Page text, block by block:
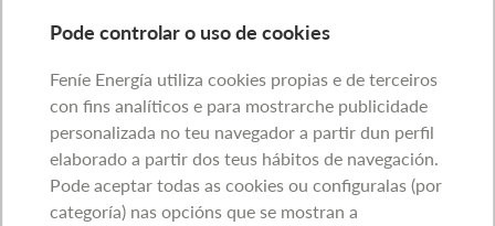
Pode controlar o uso de cookies
Feníe Energía utiliza cookies propias e de terceiros
con fins analíticos e para mostrarche publicidade
personalizada no teu navegador a partir dun perfil
elaborado a partir dos teus hábitos de navegación.
Pode aceptar todas as cookies ou configuralas (por
categoría) nas opcións que se mostran a